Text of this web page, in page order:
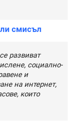
смисъл
развиват
социално-
и
на интернет,
които